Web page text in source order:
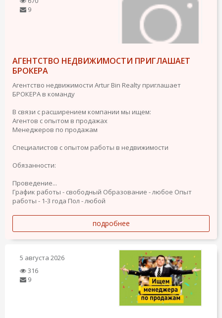
9
АГЕНТСТВО НЕДВИЖИМОСТИ ПРИГЛАШАЕТ
БРОКЕРА
Агентство недвижимости Artur Bin Realty приглашает
БРОКЕРА в команду
В связи с расширением компании мы ищем:
Агентов с опытом в продажах
Менеджеров по продажам
Специалистов с опытом работы в недвижимости
Обязанности:
Проведение...
График работы - свободный Образование - любое Опыт
работы - 1-3 года Пол - любой
подробнее
5 августа 2026
316
9